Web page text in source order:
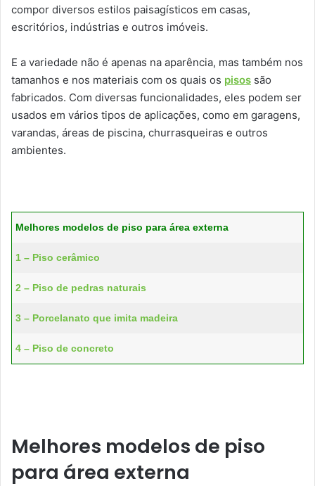
compor diversos estilos paisagísticos em casas,
escritórios, indústrias e outros imóveis.
E a variedade não é apenas na aparência, mas também nos
tamanhos e nos materiais com os quais os pisos são
fabricados. Com diversas funcionalidades, eles podem ser
usados em vários tipos de aplicações, como em garagens,
varandas, áreas de piscina, churrasqueiras e outros
ambientes.
Melhores modelos de piso para área externa
1 – Piso cerâmico
2 – Piso de pedras naturais
3 – Porcelanato que imita madeira
4 – Piso de concreto
Melhores modelos de piso
para área externa